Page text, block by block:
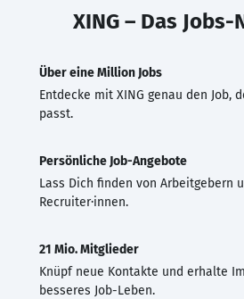
XING – Das
Über eine Million Jobs
Entdecke mit XING genau den Job,
passt.
Persönliche Job-Angebote
Lass Dich finden von Arbeitgebern
Recruiter·innen.
21 Mio. Mitglieder
Knüpf neue Kontakte und erhalte
besseres Job-Leben.